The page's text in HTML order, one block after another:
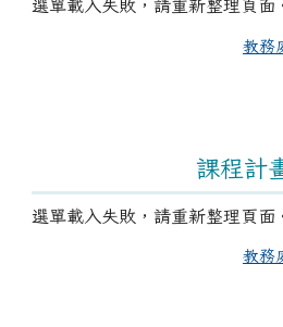
選單載入失敗，請重新整理頁面
教務
課程計
選單載入失敗，請重新整理頁面
教務